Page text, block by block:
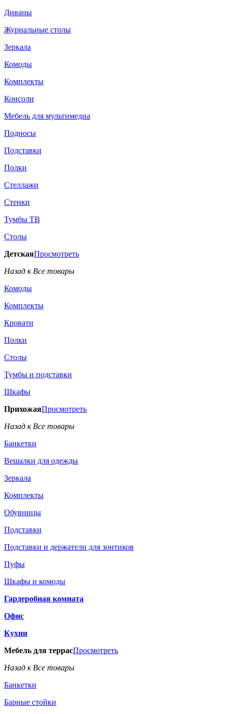
Диваны
Журнальные столы
Зеркала
Комоды
Комплекты
Консоли
Мебель для мультимедиа
Подносы
Подставки
Полки
Стеллажи
Стенки
Тумбы ТВ
Столы
ДетскаяПросмотреть
Назад к Все товары
Комоды
Комплекты
Кровати
Полки
Столы
Тумбы и подставки
Шкафы
ПрихожаяПросмотреть
Назад к Все товары
Банкетки
Вешалки для одежды
Зеркала
Комплекты
Обувницы
Подставки
Подставки и держатели для зонтиков
Пуфы
Шкафы и комоды
Гардеробная комната
Офис
Кухни
Мебель для террасПросмотреть
Назад к Все товары
Банкетки
Барные стойки